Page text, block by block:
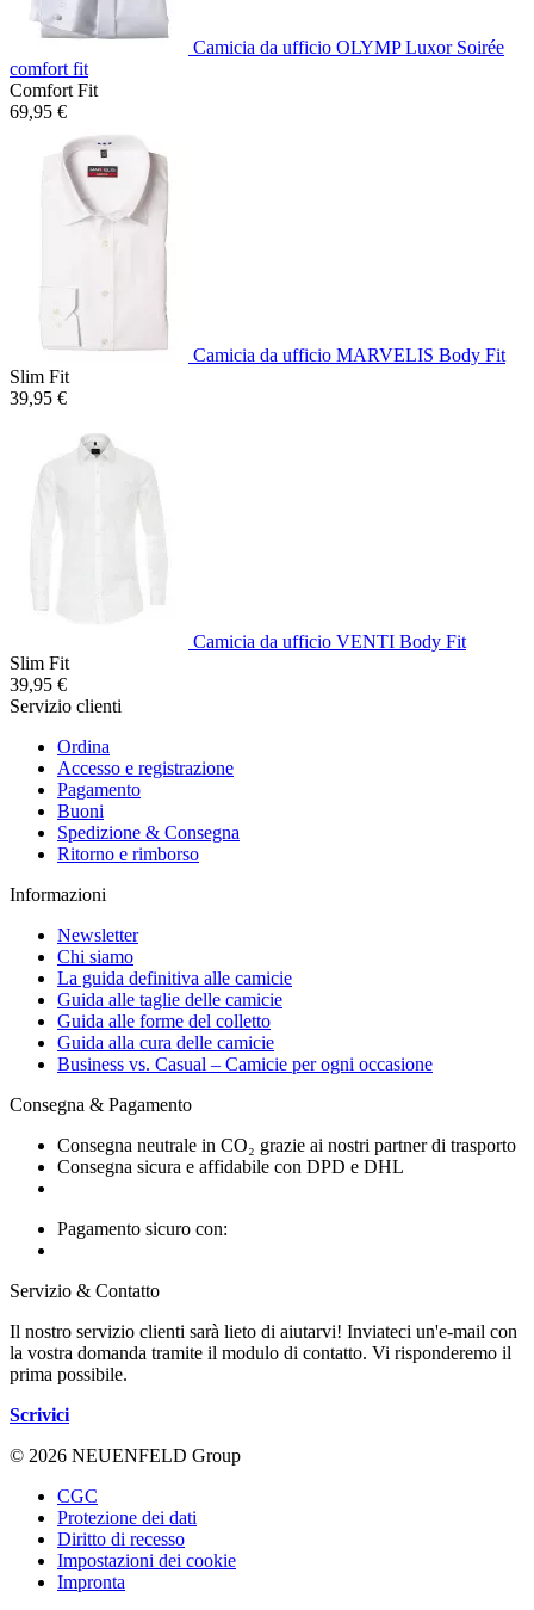
Camicia da ufficio OLYMP Luxor Soirée
comfort fit
Comfort Fit
69,95 €
Camicia da ufficio MARVELIS Body Fit
Slim Fit
39,95 €
Camicia da ufficio VENTI Body Fit
Slim Fit
39,95 €
Servizio clienti
Ordina
Accesso e registrazione
Pagamento
Buoni
Spedizione & Consegna
Ritorno e rimborso
Informazioni
Newsletter
Chi siamo
La guida definitiva alle camicie
Guida alle taglie delle camicie
Guida alle forme del colletto
Guida alla cura delle camicie
Business vs. Casual – Camicie per ogni occasione
Consegna & Pagamento
Consegna neutrale in CO₂ grazie ai nostri partner di trasporto
Consegna sicura e affidabile con DPD e DHL
Pagamento sicuro con:
Servizio & Contatto
Il nostro servizio clienti sarà lieto di aiutarvi! Inviateci un'e-mail con
la vostra domanda tramite il modulo di contatto. Vi risponderemo il
prima possibile.
Scrivici
© 2026 NEUENFELD Group
CGC
Protezione dei dati
Diritto di recesso
Impostazioni dei cookie
Impronta